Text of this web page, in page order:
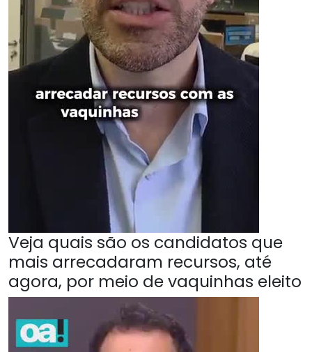
Veja quais são os candidatos que
mais arrecadaram recursos, até
agora, por meio de vaquinhas eleito